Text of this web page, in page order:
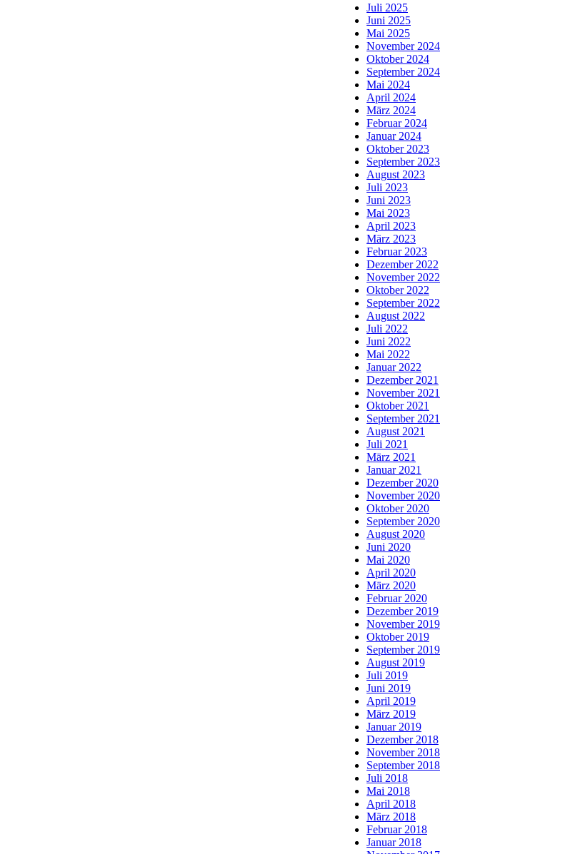
Juli 2025
Juni 2025
Mai 2025
November 2024
Oktober 2024
September 2024
Mai 2024
April 2024
März 2024
Februar 2024
Januar 2024
Oktober 2023
September 2023
August 2023
Juli 2023
Juni 2023
Mai 2023
April 2023
März 2023
Februar 2023
Dezember 2022
November 2022
Oktober 2022
September 2022
August 2022
Juli 2022
Juni 2022
Mai 2022
Januar 2022
Dezember 2021
November 2021
Oktober 2021
September 2021
August 2021
Juli 2021
März 2021
Januar 2021
Dezember 2020
November 2020
Oktober 2020
September 2020
August 2020
Juni 2020
Mai 2020
April 2020
März 2020
Februar 2020
Dezember 2019
November 2019
Oktober 2019
September 2019
August 2019
Juli 2019
Juni 2019
April 2019
März 2019
Januar 2019
Dezember 2018
November 2018
September 2018
Juli 2018
Mai 2018
April 2018
März 2018
Februar 2018
Januar 2018